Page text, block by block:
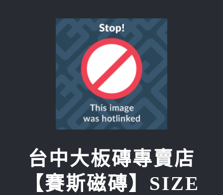
台中大板磚專賣店
【賽斯磁磚】SIZE